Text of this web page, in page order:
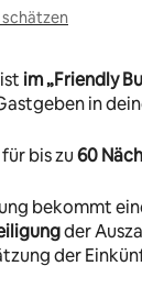
schätzen
im „Friendly
in
bis zu60
bekommt
der
der